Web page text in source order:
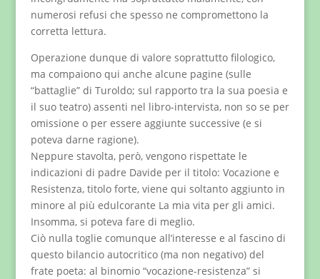
numerosi refusi che spesso ne compromettono la
corretta lettura.
Operazione dunque di valore soprattutto filologico,
ma compaiono qui anche alcune pagine (sulle
“battaglie” di Turoldo; sul rapporto tra la sua poesia e
il suo teatro) assenti nel libro-intervista, non so se per
omissione o per essere aggiunte successive (e si
poteva darne ragione).
Neppure stavolta, però, vengono rispettate le
indicazioni di padre Davide per il titolo: Vocazione e
Resistenza, titolo forte, viene qui soltanto aggiunto in
minore al più edulcorante La mia vita per gli amici.
Insomma, si poteva fare di meglio.
Ciò nulla toglie comunque all’interesse e al fascino di
questo bilancio autocritico (ma non negativo) del
frate poeta: al binomio “vocazione-resistenza” si